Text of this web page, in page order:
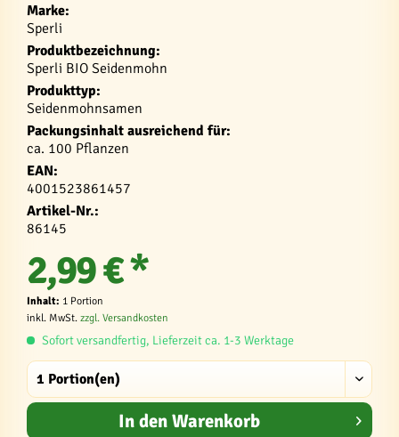
Marke:
Sperli
Produktbezeichnung:
Sperli BIO Seidenmohn
Produkttyp:
Seidenmohnsamen
Packungsinhalt ausreichend für:
ca. 100 Pflanzen
EAN:
4001523861457
Artikel-Nr.:
86145
2,99 € *
Inhalt: 1 Portion
inkl. MwSt. zzgl. Versandkosten
Sofort versandfertig, Lieferzeit ca. 1-3 Werktage
In den Warenkorb